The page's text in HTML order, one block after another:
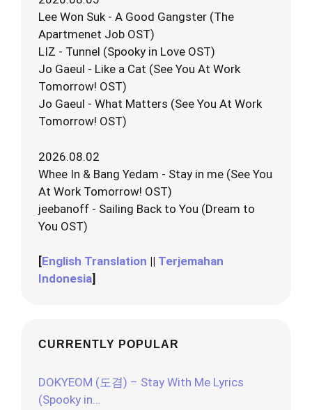
Lee Won Suk - A Good Gangster (The
Apartmenet Job OST)
LIZ - Tunnel (Spooky in Love OST)
Jo Gaeul - Like a Cat (See You At Work
Tomorrow! OST)
Jo Gaeul - What Matters (See You At Work
Tomorrow! OST)
2026.08.02
Whee In & Bang Yedam - Stay in me (See You
At Work Tomorrow! OST)
jeebanoff - Sailing Back to You (Dream to
You OST)
[English Translation || Terjemahan
Indonesia]
CURRENTLY POPULAR
DOKYEOM (도겸) – Stay With Me Lyrics
(Spooky in…